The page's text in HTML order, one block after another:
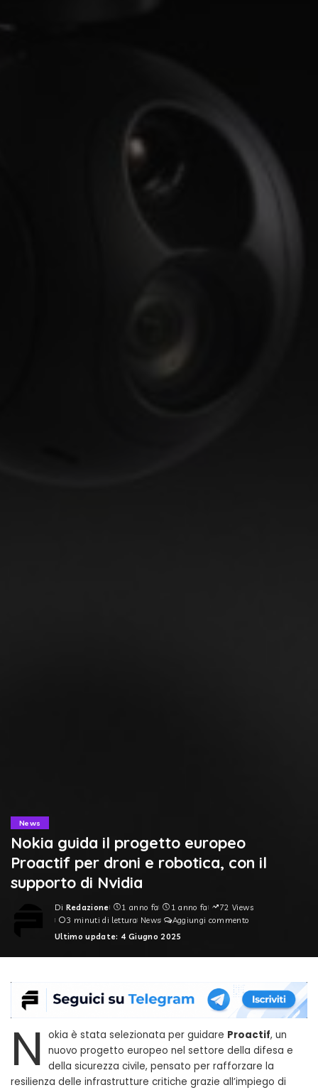
News
Nokia guida il progetto europeo
Proactif per droni e robotica, con il
supporto di Nvidia
Posted
by
Di Redazione 1 anno fa 1 anno fa
72 Views
3 minuti di lettura News
Aggiungi commento
Ultimo update: 4 Giugno 2025
N okia è stata selezionata per guidare Proactif, un
nuovo progetto europeo nel settore della difesa e
della sicurezza civile, pensato per rafforzare la
resilienza delle infrastrutture critiche grazie all’impiego di